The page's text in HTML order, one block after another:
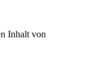
Inhalt von